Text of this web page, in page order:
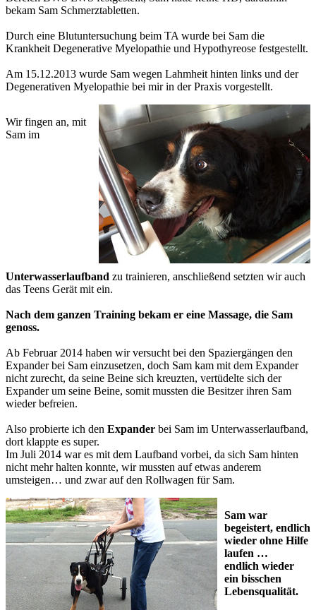
bekam Sam Schmerztabletten.
Durch eine Blutuntersuchung beim TA wurde bei Sam die
Krankheit Degenerative Myelopathie und Hypothyreose festgestellt.
Am 15.12.2013 wurde Sam wegen Lahmheit hinten links und der
Degenerativen Myelopathie bei mir in der Praxis vorgestellt.
Wir fingen an, mit
Sam im
Unterwasserlaufband zu trainieren, anschließend setzten wir auch
das Teens Gerät mit ein.
Nach dem ganzen Training bekam er eine Massage, die Sam
genoss.
Ab Februar 2014 haben wir versucht bei den Spaziergängen den
Expander bei Sam einzusetzen, doch Sam kam mit dem Expander
nicht zurecht, da seine Beine sich kreuzten, vertüdelte sich der
Expander um seine Beine, somit mussten die Besitzer ihren Sam
wieder befreien.
Also probierte ich den Expander bei Sam im Unterwasserlaufband,
dort klappte es super.
Im Juli 2014 war es mit dem Laufband vorbei, da sich Sam hinten
nicht mehr halten konnte, wir mussten auf etwas anderem
umsteigen… und zwar auf den Rollwagen für Sam.
Sam war
begeistert, endlich
wieder ohne Hilfe
laufen …
endlich wieder
ein bisschen
Lebensqualität.